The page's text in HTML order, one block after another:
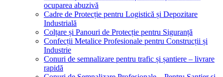
ocuparea abuzivă
Cadre de Protecție pentru Logistică și Depozitare
Industrială
Colțare și Panouri de Protecție pentru Siguranță
Confecții Metalice Profesionale pentru Construcții și
Industrie
Conuri de semnalizare pentru trafic și șantiere – livrare
rapidă